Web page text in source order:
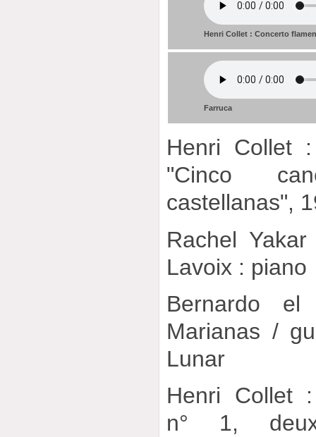
Henri Collet : Concerto
Farruca
Henri Collet
"Cinco
castellanas",
Rachel
Lavoix : piano
Bernardo
Marianas /
Lunar
Henri Collet
n° 1,